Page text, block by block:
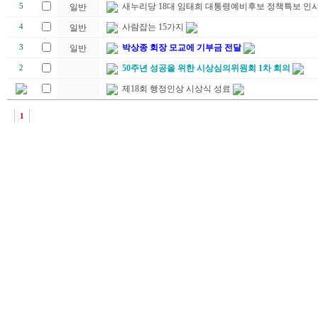
5 일반 새누리당 18대 임태희 대통령예비후보 정책특보 인
4 일반 사람잡는 15가지
3 일반 박상종 회장 모교에 기부금 전달
2 50주년 성공을 위한 시상심의위원회 1차 회의
제18회 행정인상 시상식 성료
1